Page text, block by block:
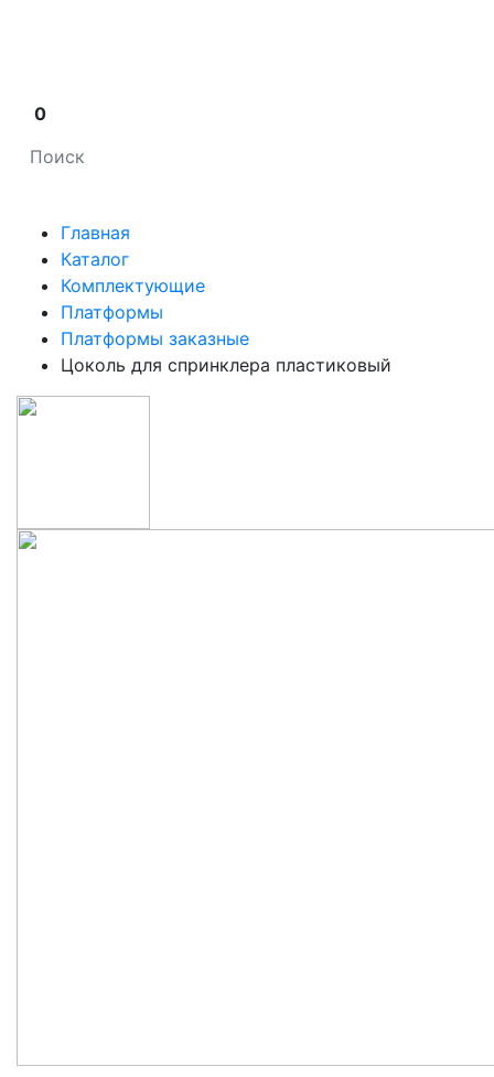
0
Главная
Каталог
Комплектующие
Платформы
Платформы заказные
Цоколь для спринклера пластиковый